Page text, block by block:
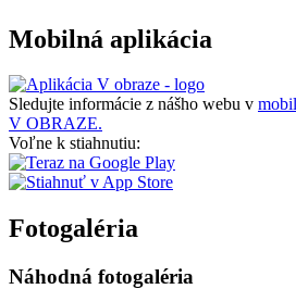
Mobilná aplikácia
Sledujte informácie z nášho webu v
V OBRAZE.
Voľne k stiahnutiu:
Fotogaléria
Náhodná fotogaléria